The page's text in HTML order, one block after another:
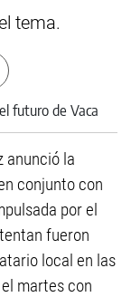
tema.
anunció la
conjunto con
por el
fueron
local en las
martes con